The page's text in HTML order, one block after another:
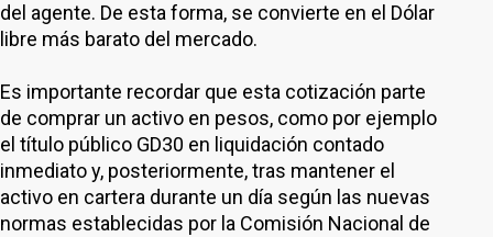
del agente. De esta forma, se convierte en el Dólar
libre más barato del mercado.
Es importante recordar que esta cotización parte
de comprar un activo en pesos, como por ejemplo
el título público GD30 en liquidación contado
inmediato y, posteriormente, tras mantener el
activo en cartera durante un día según las nuevas
normas establecidas por la Comisión Nacional de